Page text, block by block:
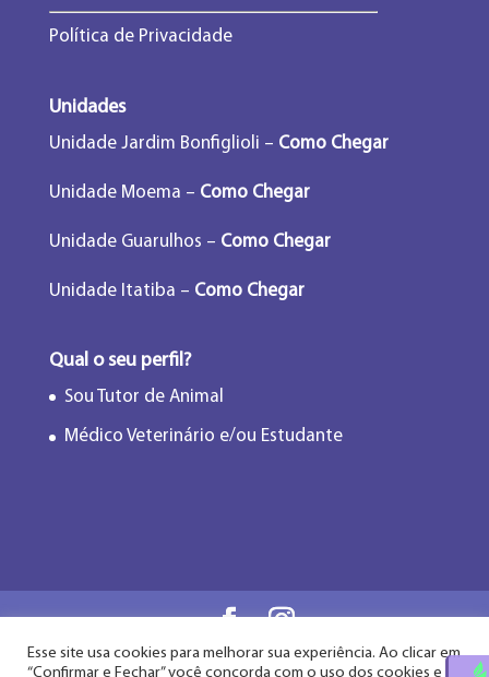
Política de Privacidade
Unidades
Unidade Jardim Bonfiglioli – Como Chegar
Unidade Moema – Como Chegar
Unidade Guarulhos – Como Chegar
Unidade Itatiba – Como Chegar
Qual o seu perfil?
Sou Tutor de Animal
Médico Veterinário e/ou Estudante
Flor de Lótus Acupuntura Veterinária® - Desde
Esse site usa cookies para melhorar sua experiência. Ao clicar em
“Confirmar e Fechar” você concorda com o uso dos cookies e